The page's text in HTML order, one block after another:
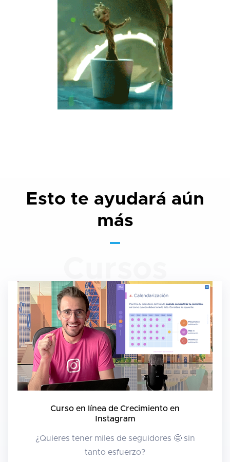
Esto te ayudará aún
más
Curso en línea de Crecimiento en
Instagram
¿Quieres tener miles de seguidores 🤩 sin
tanto esfuerzo?